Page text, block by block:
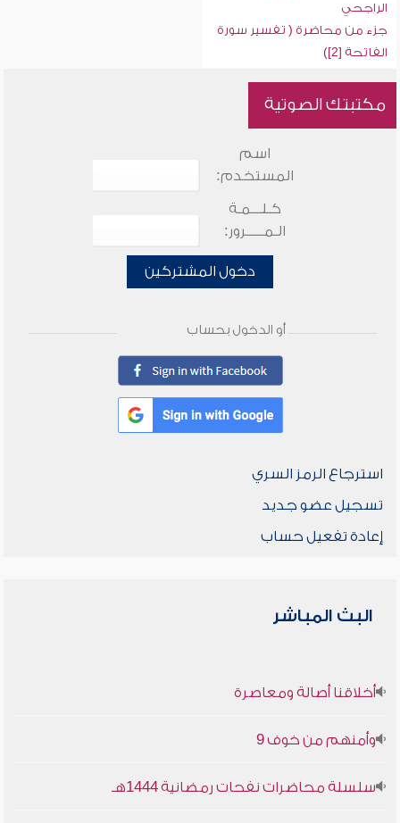
الراجحي
جزء من محاضرة ( تفسير سورة
الفاتحة [2])
مكتبتك الصوتية
اسم
المستخدم:
كـلـــمـة
الـمـــــرور:
دخول المشتركين
أو الدخول بحساب
استرجاع الرمز السري
تسجيل عضو جديد
إعادة تفعيل حساب
البث المباشر
أخلاقنا أصالة ومعاصرة
وأمنهم من خوف 9
سلسلة محاضرات نفحات رمضانية 1444هـ